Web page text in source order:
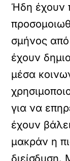
Ήδη έχουν
σμήνος
έχουν
μέσα
για να
έχουν
μακράν η
διείσδυση.